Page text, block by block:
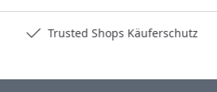
Trusted Shops Käuferschutz